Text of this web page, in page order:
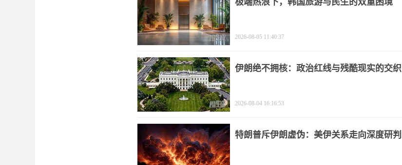
极端热浪下，韩国旅游与民生的双重困境
2026-08-05 11:40:37
伊朗绝不拥核：政治红线与残酷现实的交织
2026-08-04 16:16:53
特朗普斥伊朗虚伪：美伊关系走向深度研判